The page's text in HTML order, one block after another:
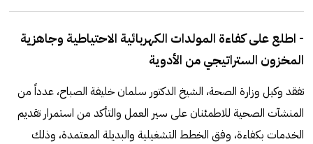
- اطلع على كفاءة المولدات الكهربائية الاحتياطية وجاهزية
المخزون الستراتيجي من الأدوية
تفقد وكيل وزارة الصحة، الشيخ الدكتور سلمان خليفة الصباح، عدداً من
المنشآت الصحية للاطمئنان على سير العمل والتأكد من استمرار تقديم
الخدمات بكفاءة، وفق الخطط التشغيلية والبديلة المعتمدة، وذلك